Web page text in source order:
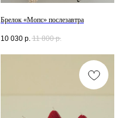
Брелок «Мопс» послезавтра
10 030 р. 11 800 р.